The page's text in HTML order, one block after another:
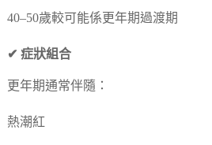
40–50歲較可能係更年期過渡期
✔ 症狀組合
更年期通常伴隨：
熱潮紅